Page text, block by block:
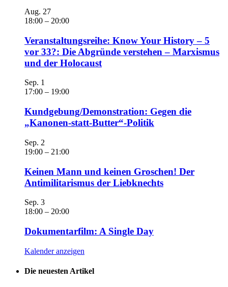
Aug. 27
18:00 – 20:00
Veranstaltungsreihe: Know Your History – 5
vor 33?: Die Abgründe verstehen – Marxismus
und der Holocaust
Sep. 1
17:00 – 19:00
Kundgebung/Demonstration: Gegen die
„Kanonen-statt-Butter“-Politik
Sep. 2
19:00 – 21:00
Keinen Mann und keinen Groschen! Der
Antimilitarismus der Liebknechts
Sep. 3
18:00 – 20:00
Dokumentarfilm: A Single Day
Kalender anzeigen
Die neuesten Artikel